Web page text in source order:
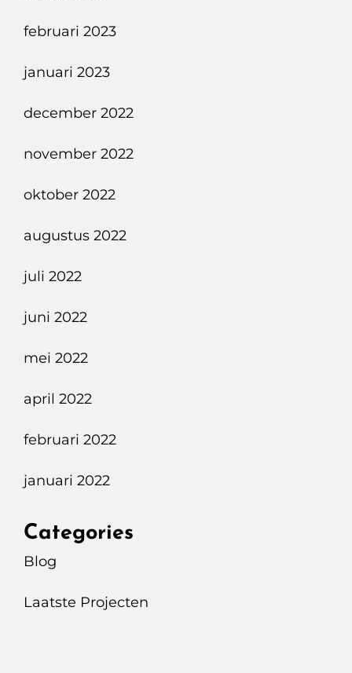
februari 2023
januari 2023
december 2022
november 2022
oktober 2022
augustus 2022
juli 2022
juni 2022
mei 2022
april 2022
februari 2022
januari 2022
Categories
Blog
Laatste Projecten